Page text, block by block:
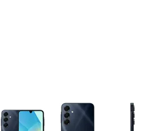
This carousel contains a column of small